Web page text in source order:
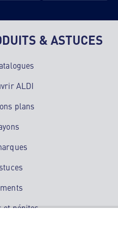
& ASTUCES
ALDI
plans
et pépites